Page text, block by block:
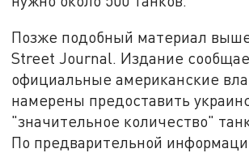
Позже подобный материал
Street Journal. Издание
официальные американские
намерены предоставить
"значительное количество"
По предварительной